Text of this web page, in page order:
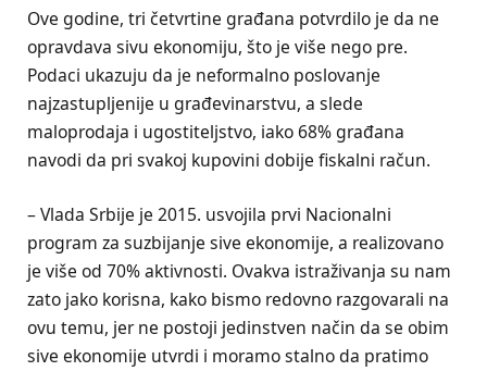
Ove godine, tri četvrtine građana potvrdilo je da ne
opravdava sivu ekonomiju, što je više nego pre.
Podaci ukazuju da je neformalno poslovanje
najzastupljenije u građevinarstvu, a slede
maloprodaja i ugostiteljstvo, iako 68% građana
navodi da pri svakoj kupovini dobije fiskalni račun.
– Vlada Srbije je 2015. usvojila prvi Nacionalni
program za suzbijanje sive ekonomije, a realizovano
je više od 70% aktivnosti. Ovakva istraživanja su nam
zato jako korisna, kako bismo redovno razgovarali na
ovu temu, jer ne postoji jedinstven način da se obim
sive ekonomije utvrdi i moramo stalno da pratimo